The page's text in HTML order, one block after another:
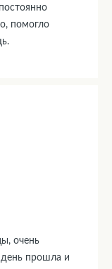
помогло
очень
день прошла и